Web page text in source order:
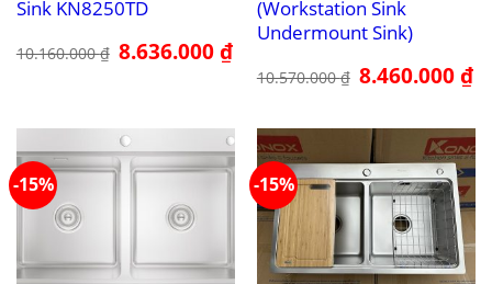
Sink KN8250TD
10.160.000₫ Giá
gốc
8.636.000₫Giá
hiện
(Workstation Sink
Undermount Sink)
10.570.000₫ Giá
gốc
8.460.000₫
-15% -15%